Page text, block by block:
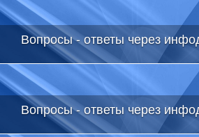
Вопросы - ответы через
Вопросы - ответы через